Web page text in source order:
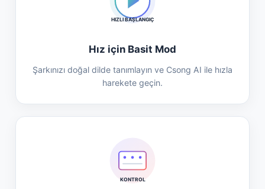
HIZLI BAŞLANGIÇ
Hız için Basit Mod
Şarkınızı doğal dilde tanımlayın ve Csong AI ile hızla
harekete geçin.
KONTROL